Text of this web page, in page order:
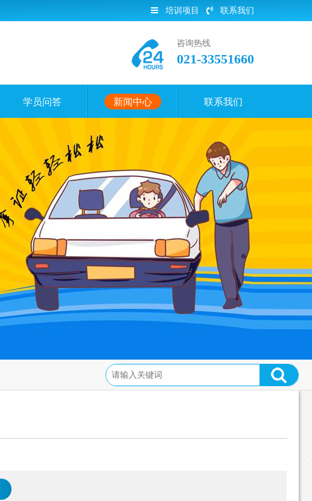
培训项目 联系我们
咨询热线
021-33551660
学员问答 新闻中心 联系我们